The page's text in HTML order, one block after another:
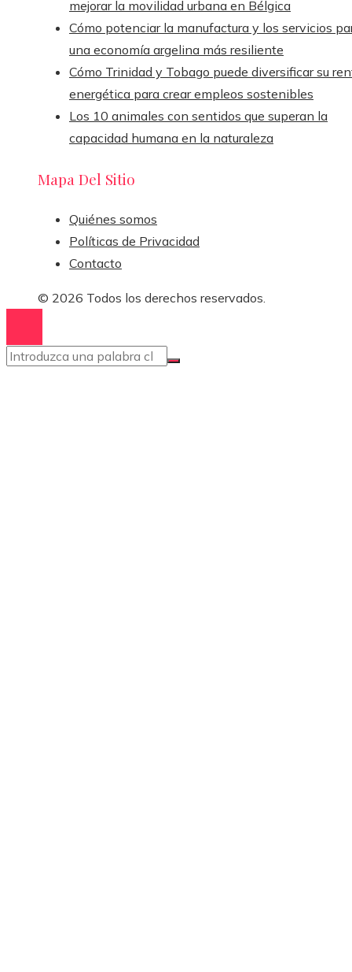
mejorar la movilidad urbana en Bélgica
Cómo potenciar la manufactura y los servicios
una economía argelina más resiliente
Cómo Trinidad y Tobago puede diversificar su
energética para crear empleos sostenibles
Los 10 animales con sentidos que superan la
capacidad humana en la naturaleza
Mapa Del Sitio
Quiénes somos
Políticas de Privacidad
Contacto
© 2026 Todos los derechos reservados.